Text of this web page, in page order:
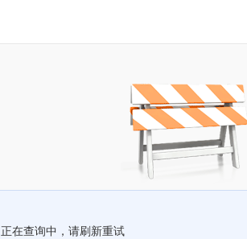
正在查询中，请刷新重试